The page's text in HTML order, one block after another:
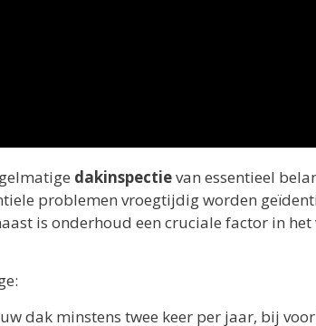
dakinspectievan essentieel
problemen vroegtijdig worden
is onderhoud een cruciale factor in het
dak minstens twee keer per jaar, bij